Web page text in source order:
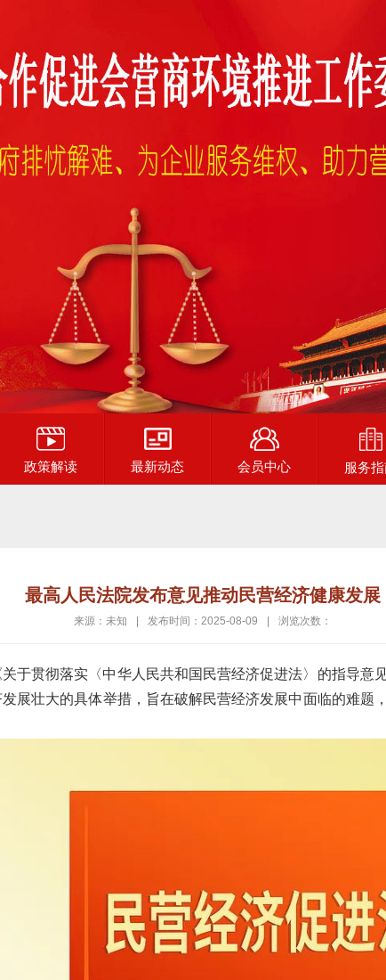
政策解读 最新动态 会员中心 服务
最高人民法院发布意见推动民营经济健康发展
来源：未知 | 发布时间：2025-08-09 | 浏览次数：
于贯彻落实〈中华人民共和国民营经济促进法〉的指导意
展壮大的具体举措，旨在破解民营经济发展中面临的难题